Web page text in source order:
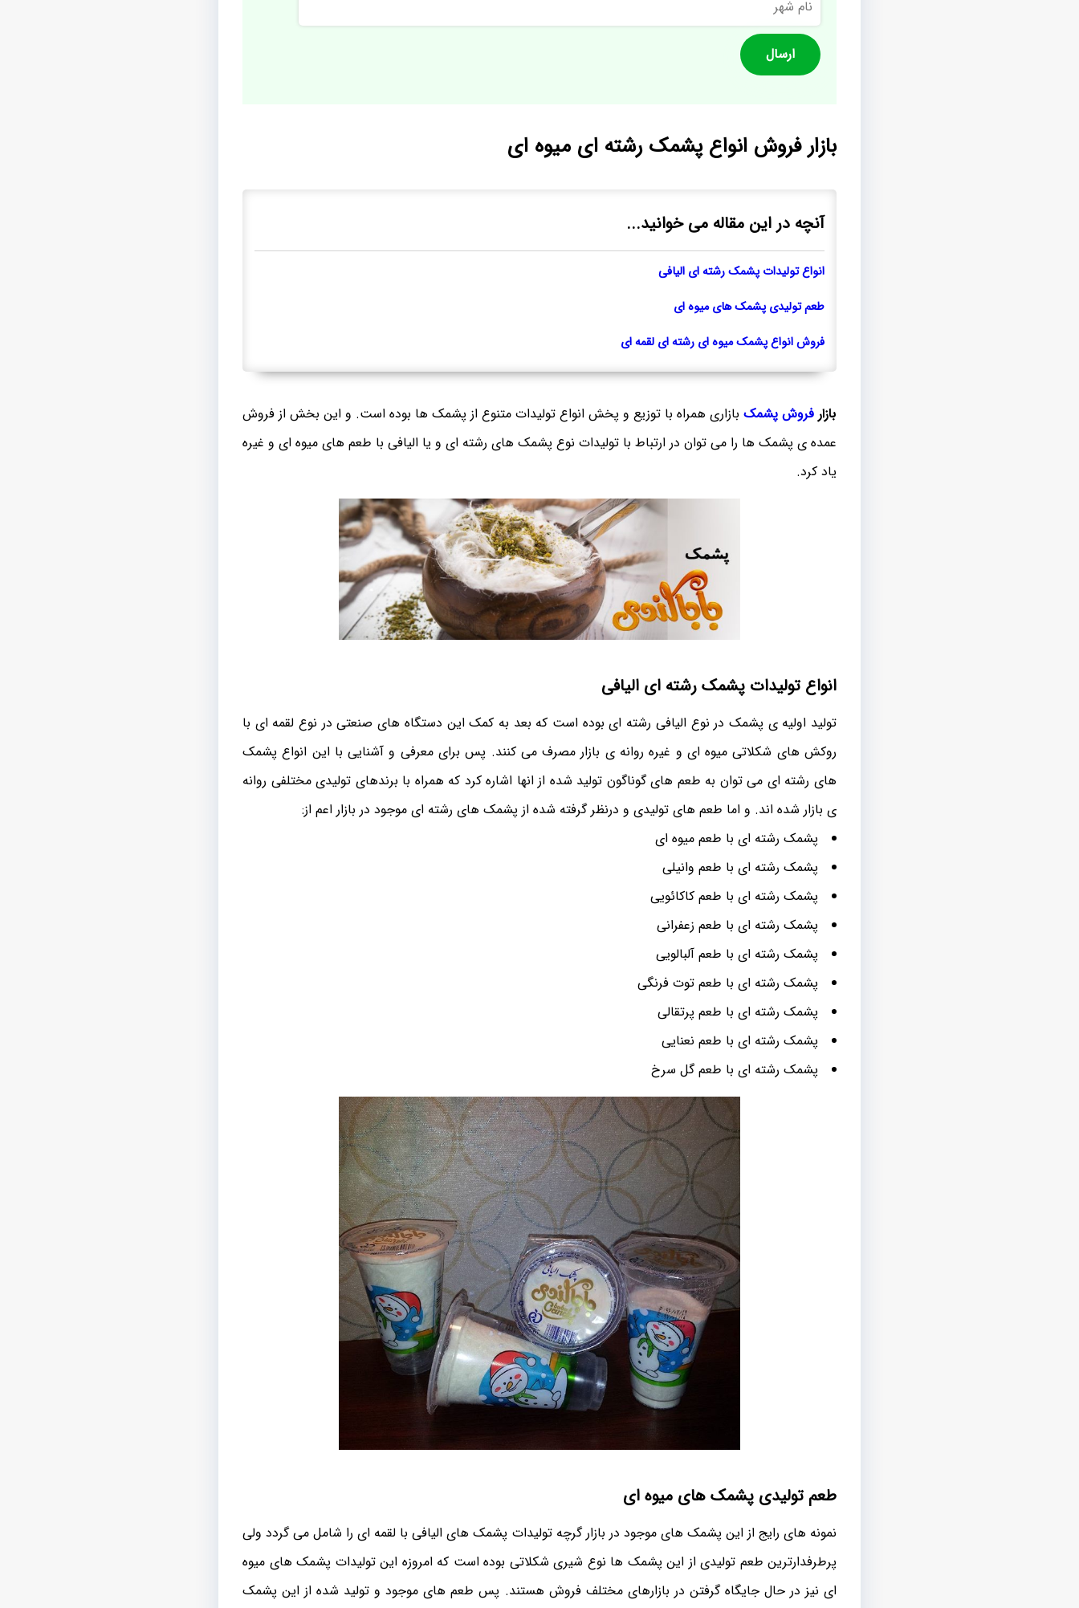
شهر
بازار فروش انواع پشمک رشته ای میوه ای
آنچه در این مقاله می خوانید...
انواع تولیدات پشمک رشته ای الیافی
طعم تولیدی پشمک های میوه ای
فروش انواع پشمک میوه ای رشته ای لقمه ای
بازار فروش پشمک بازاری همراه با توزیع و پخش انواع تولیدات متنوع از پشمک ها بوده است. و این بخش از فروش
عمده ی پشمک ها را می توان در ارتباط با تولیدات نوع پشمک های رشته ای و یا الیافی با طعم های میوه ای و غیره
یاد کرد.
انواع تولیدات پشمک رشته ای الیافی
تولید اولیه ی پشمک در نوع الیافی رشته ای بوده است که بعد به کمک این دستگاه های صنعتی در نوع لقمه ای با
روکش های شکلاتی میوه ای و غیره روانه ی بازار مصرف می کنند. پس برای معرفی و آشنایی با این انواع پشمک
های رشته ای می توان به طعم های گوناگون تولید شده از انها اشاره کرد که همراه با برندهای تولیدی مختلفی روانه
ی بازار شده اند. و اما طعم های تولیدی و درنظر گرفته شده از پشمک های رشته ای موجود در بازار اعم از:
پشمک رشته ای با طعم میوه ای
پشمک رشته ای با طعم وانیلی
پشمک رشته ای با طعم کاکائویی
پشمک رشته ای با طعم زعفرانی
پشمک رشته ای با طعم آلبالویی
پشمک رشته ای با طعم توت فرنگی
پشمک رشته ای با طعم پرتقالی
پشمک رشته ای با طعم نعنایی
پشمک رشته ای با طعم گل سرخ
طعم تولیدی پشمک های میوه ای
نمونه های رایج از این پشمک های موجود در بازار گرچه تولیدات پشمک های الیافی با لقمه ای را شامل می گردد ولی
پرطرفدارترین طعم تولیدی از این پشمک ها نوع شیری شکلاتی بوده است که امروزه این تولیدات پشمک های میوه
ای نیز در حال جایگاه گرفتن در بازارهای مختلف فروش هستند. پس طعم های موجود و تولید شده از این پشمک